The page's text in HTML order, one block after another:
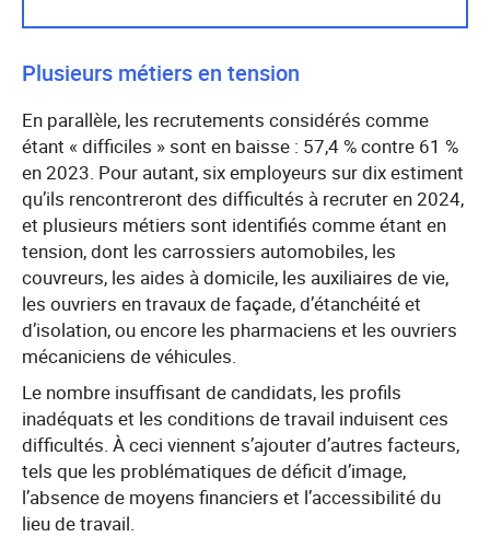
Plusieurs métiers en tension
En parallèle, les recrutements considérés comme
étant « difficiles » sont en baisse : 57,4 % contre 61 %
en 2023. Pour autant, six employeurs sur dix estiment
qu’ils rencontreront des difficultés à recruter en 2024,
et plusieurs métiers sont identifiés comme étant en
tension, dont les carrossiers automobiles, les
couvreurs, les aides à domicile, les auxiliaires de vie,
les ouvriers en travaux de façade, d’étanchéité et
d’isolation, ou encore les pharmaciens et les ouvriers
mécaniciens de véhicules.
Le nombre insuffisant de candidats, les profils
inadéquats et les conditions de travail induisent ces
difficultés. À ceci viennent s’ajouter d’autres facteurs,
tels que les problématiques de déficit d’image,
l’absence de moyens financiers et l’accessibilité du
lieu de travail.